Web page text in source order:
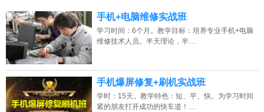
2026年8月7号_河南_田同学（130****1608）报名:【手机维修培训班】
2026年8月7号_四川_张同学（189****5990）报名:
2026年8月7号_河北_胡同学（157****5257）报名: 【手机维修培训班】
点击免费咨询电话：13807313137
手机+电脑维修实战班
学习时间：6个月。教学目标：培养专业手机+电脑
维修技术人员。半天理论，半…
手机爆屏修复+刷机实战班
学时：15天。教学特色：短、平、快。为学习时间
紧的朋友打开成功的快车道！…